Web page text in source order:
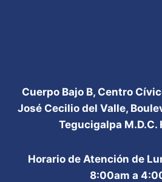
Cuerpo Bajo B, Centro
José Cecilio del Valle,
Tegucigalpa M.D.C.
Horario de Atención de
8:00am a